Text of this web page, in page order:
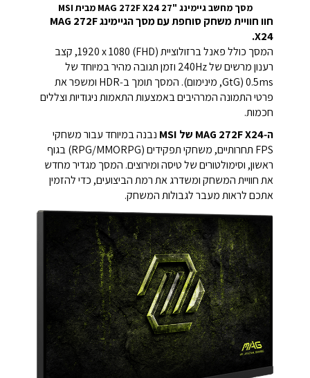
מסך מחשב גיימינג "27 MAG 272F X24 מבית MSI
חוו חוויית משחק סוחפת עם מסך הגיימינג MAG 272F
X24.
המסך כולל פאנל ברזולוציית ‎1920 x 1080‎ (FHD), קצב
רענון מרשים של ‎240Hz‎ וזמן תגובה מהיר במיוחד של
‎0.5ms‎ (GtG, מינימום).
המסך תומך ב‑HDR ומשפר את
פרטי התמונה המרהיבים באמצעות התאמות ניגודיות וצללים
חכמות.
ה‑MAG 272F X24 של ‎MSI
‎ נבנה במיוחד עבור משחקי
FPS תחרותיים, משחקי תפקידים (RPG/MMORPG) בגוף
ראשון, וסימולטורים של טיסה ומירוצים. המסך מגדיר מחדש
את חוויית המשחק ומשדרג את רמת הביצועים, כדי להזמין
אתכם לראות מעבר לגבולות המשחק.